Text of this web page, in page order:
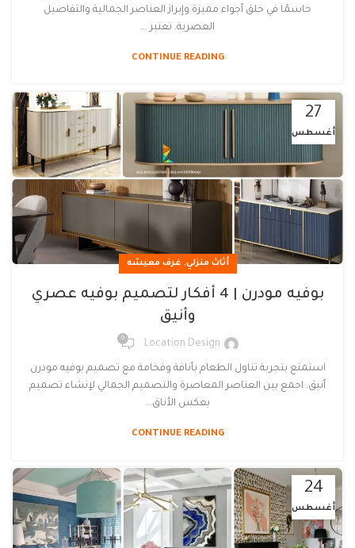
حاسمًا في خلق أجواء مميزة وإبراز العناصر الجمالية والتفاصيل
العصرية. تعتبر ...
CONTINUE READING
27
أغسطس
أثاث منزلي, غرف معيشه
بوفيه مودرن | 4 أفكار لتصميم بوفيه عصري
وأنيق
Location Design
0
استمتع بتجربة تناول الطعام بأناقة وفخامة مع تصميم بوفيه مودرن
أنيق. اجمع بين العناصر المعاصرة والتصميم الجمالي لإنشاء تصميم
يعكس الأناق...
CONTINUE READING
24
أغسطس